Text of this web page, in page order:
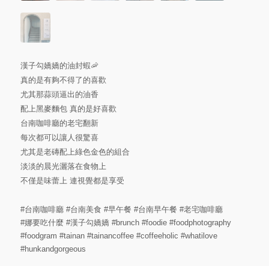
漢子勾嬌嬌的油封蝦🦐
真的是有夠不得了的喜歡
尤其那蒜頭逼出的油香
配上黑麥麵包 真的是好喜歡
台南咖啡廳的老宅翻新
每次都可以讓人很驚喜
尤其是老磚配上綠色金色的組合
淡淡的晨光灑落在食物上
不僅是味蕾上 連視覺都是享受
#台南咖啡廳 #台南美食 #早午餐 #台南早午餐 #老宅咖啡廳
#娜要吃什麼 #漢子勾嬌嬌 #brunch #foodie #foodphotography
#foodgram #tainan #tainancoffee #coffeeholic #whatilove
#hunkandgorgeous